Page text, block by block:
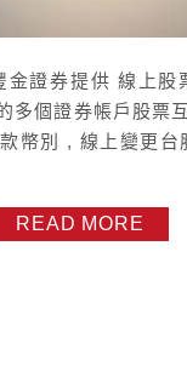
金證券提供 線上股
多個證券帳戶股票
幣別 , 線上變更
度 還有 期貨出入金
詢到各種狀態
READ MORE